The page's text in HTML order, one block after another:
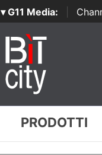
▾ G11 Media:
PRODOTTI